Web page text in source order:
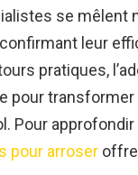
se mêlent
leur
pratiques,
pour
Pour
pour arroser